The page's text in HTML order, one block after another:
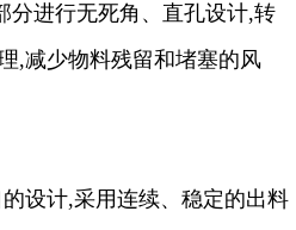
分进行无死角、直孔设计,转
,减少物料残留和堵塞的风
设计,采用连续、稳定的出料